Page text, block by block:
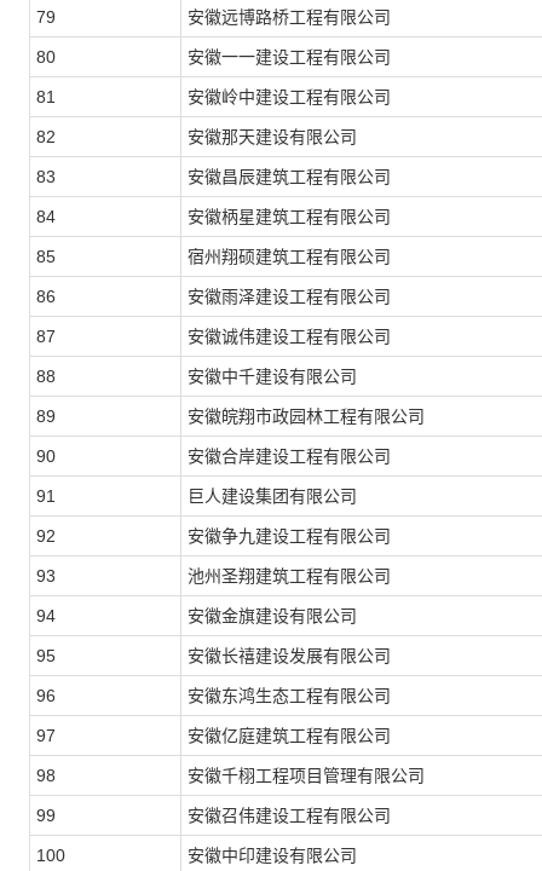
79 安徽远博路桥工程有限公司
80 安徽一一建设工程有限公司
81 安徽岭中建设工程有限公司
82 安徽那天建设有限公司
83 安徽昌辰建筑工程有限公司
84 安徽柄星建筑工程有限公司
85 宿州翔硕建筑工程有限公司
86 安徽雨泽建设工程有限公司
87 安徽诚伟建设工程有限公司
88 安徽中千建设有限公司
89 安徽皖翔市政园林工程有限公司
90 安徽合岸建设工程有限公司
91 巨人建设集团有限公司
92 安徽争九建设工程有限公司
93 池州圣翔建筑工程有限公司
94 安徽金旗建设有限公司
95 安徽长禧建设发展有限公司
96 安徽东鸿生态工程有限公司
97 安徽亿庭建筑工程有限公司
98 安徽千栩工程项目管理有限公司
99 安徽召伟建设工程有限公司
100 安徽中印建设有限公司